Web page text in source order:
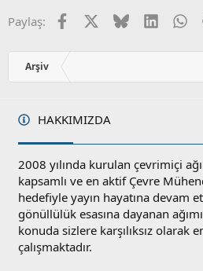
Paylaş: Facebook Bluesky
Arşiv
HAKKIMIZDA
2008 yılında kurulan çevrimiçi
kapsamlı ve en aktif Çevre
hedefiyle yayın hayatına devam
gönüllülük esasına dayanan
konuda sizlere karşılıksız olarak
çalışmaktadır.